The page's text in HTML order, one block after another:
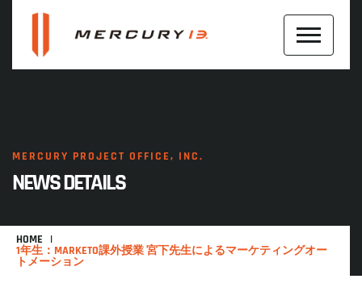
MERCURY PROJECT OFFICE, INC.
NEWS DETAILS
HOME
1年生：MARKETO課外授業 宮下先生によるマーケティングオー
トメーション